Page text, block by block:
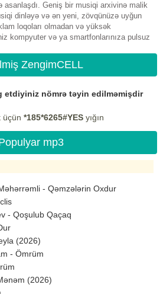
asanlaşdı. Geniş bir musiqi arxivinə malik
dinləyə və ən yeni, zövqünüzə uyğun
loqoları olmadan və yüksək
kompyuter və ya smartfonlarınıza pulsuz
ZengimCELL
etdiyiniz nömrə təyin edilməmişdir
üçün *185*6265#YES yığın
mp3
- Qəmzələrin Oxdur
- Qoşulub Qaçaq
(2026)
- Ömrüm
(2026)